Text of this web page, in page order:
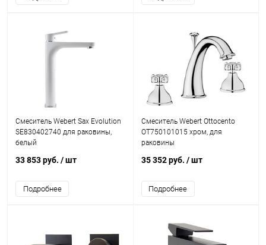
Смеситель Webert Sax Evolution
SE830402740 для раковины,
белый
33 853 руб. / шт
Подробнее
Смеситель Webert Ottocento
OT750101015 хром, для
раковины
35 352 руб. / шт
Подробнее